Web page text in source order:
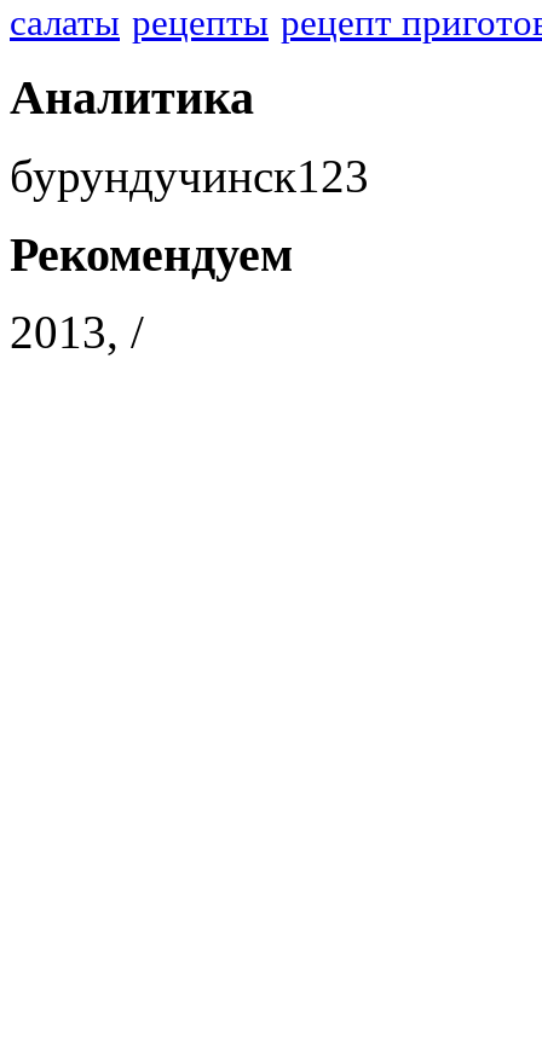
салаты рецепты рецепт
Аналитика
бурундучинск123
Рекомендуем
2013, /